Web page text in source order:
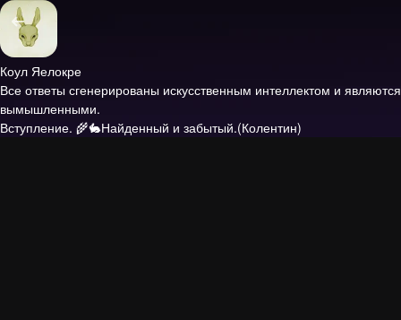
Коул Яелокре
Все ответы сгенерированы искусственным интеллектом и являются
вымышленными.
Вступление. 🌾🐇Найденный и забытый.(Колентин)